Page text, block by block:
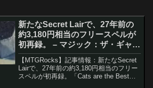
新たなSecret Lairで、27年前の
約3,180円相当のフリースペルが
初再録。 – マジック：ザ・ギャザ
リング
【MTGRocks】記事情報：新たなSecret
Lairで、27年前の約3,180円相当のフリー
スペルが初再録。「Cats are the Best」